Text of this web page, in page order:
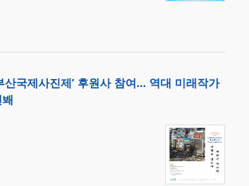
산국제사진제’ 후원사 참여… 역대 미래작가